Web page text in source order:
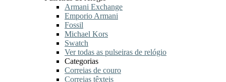
Armani Exchange
Emporio Armani
Fossil
Michael Kors
Swatch
Ver todas as pulseiras de relógio
Categorias
Correias de couro
Correias têxteis